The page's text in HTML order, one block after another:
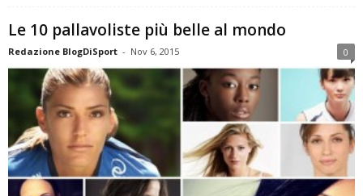
Le 10 pallavoliste più belle al mondo
Redazione BlogDiSport - Nov 6, 2015 0